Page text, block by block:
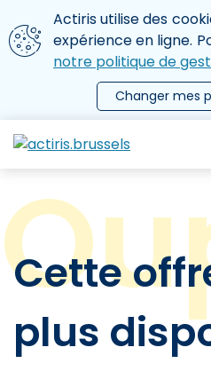
Aller au contenu principal
Nous utilisons des cookies
Actiris utilise des
expérience en ligne.
notre politique de
Changer mes
le menu
Cette
plus